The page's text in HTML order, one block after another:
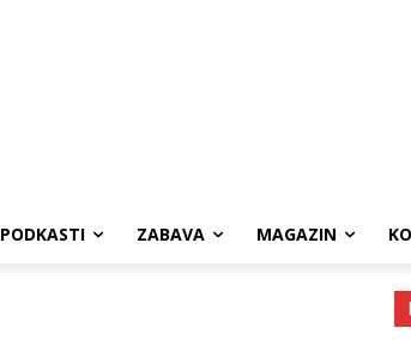
PODKASTI ZABAVA MAGAZIN